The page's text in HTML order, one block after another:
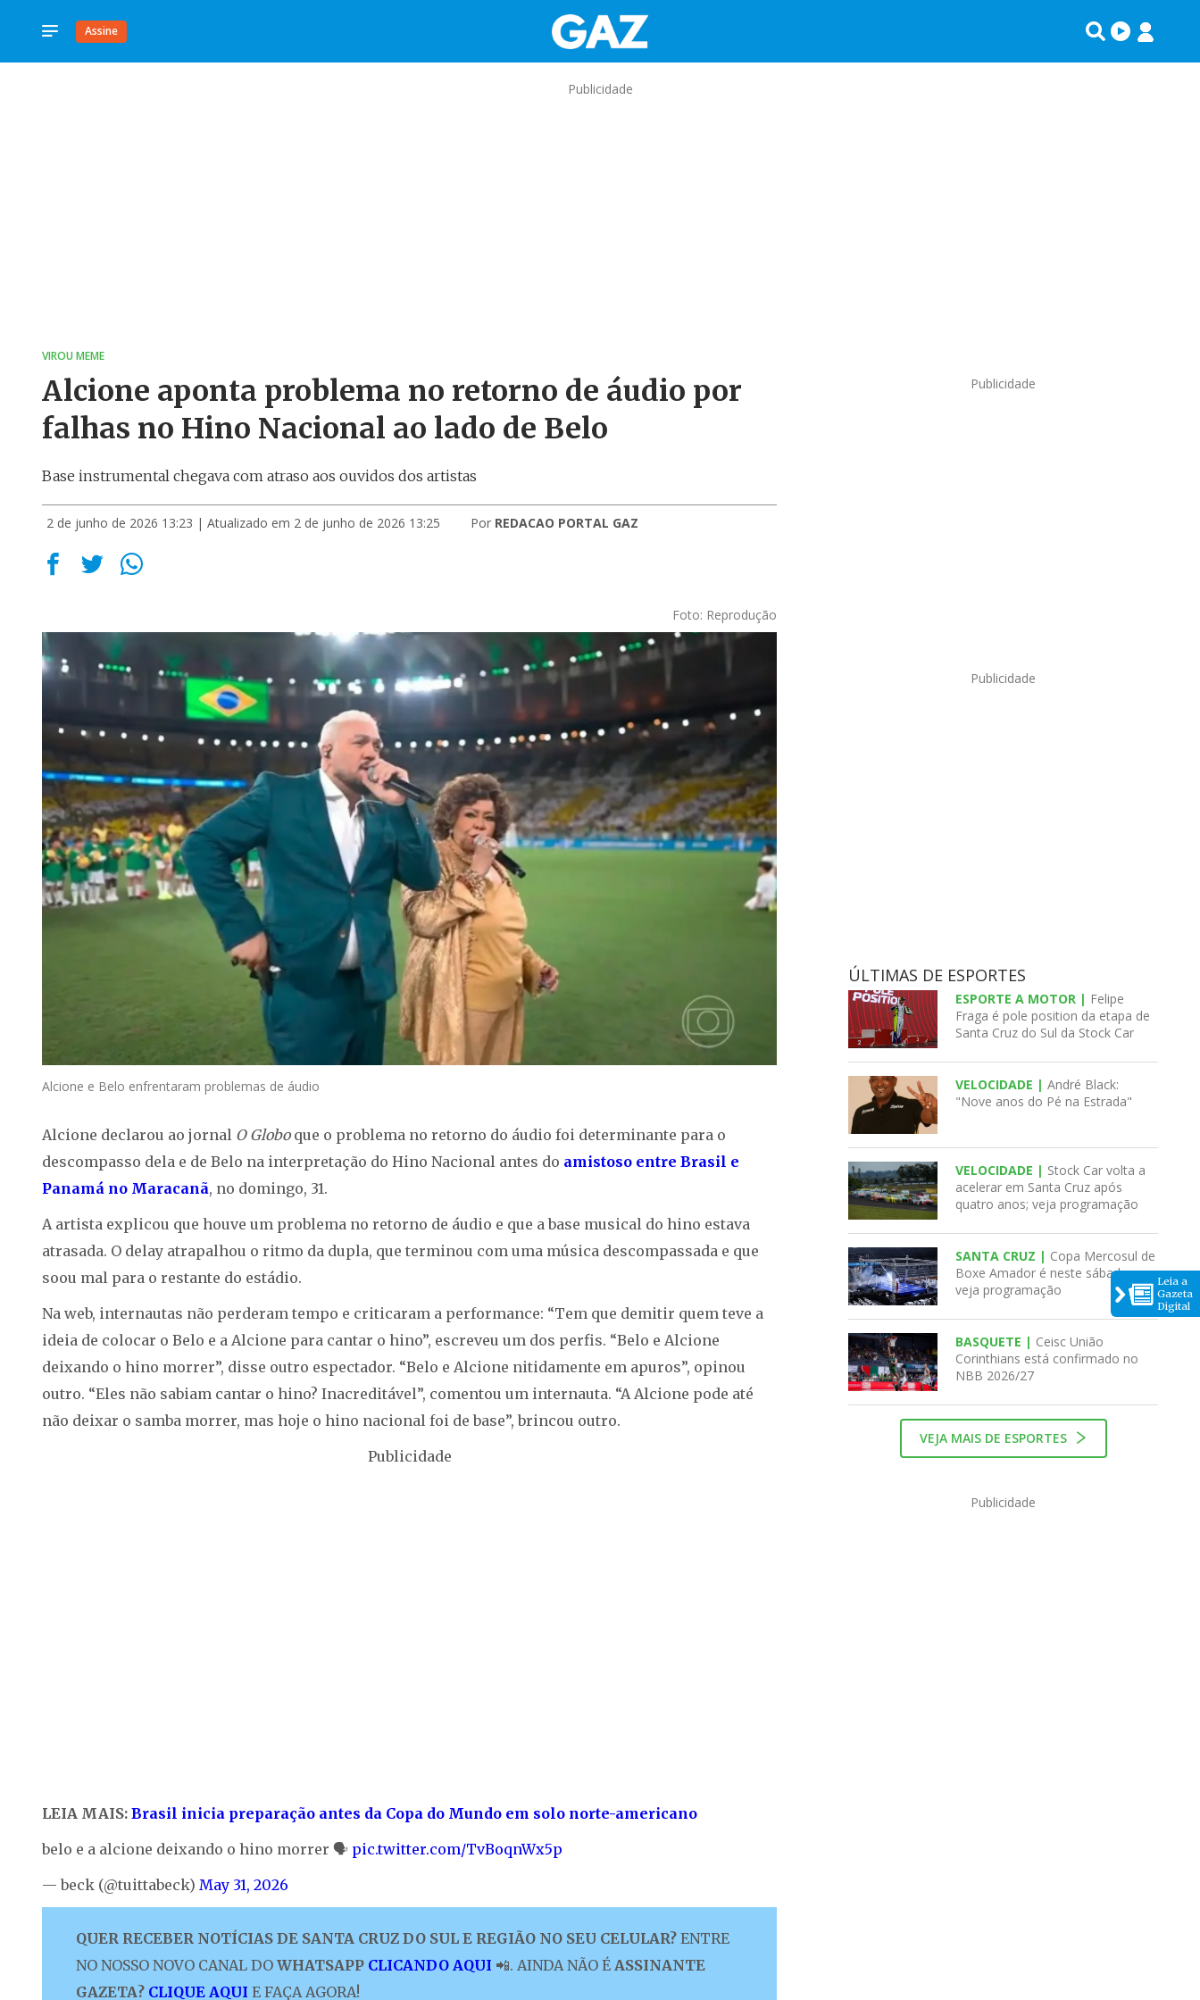
Assine
Leia a
Gazeta
Digital
Publicidade
VIROU MEME
Alcione aponta problema no retorno de áudio por
falhas no Hino Nacional ao lado de Belo
Base instrumental chegava com atraso aos ouvidos dos artistas
2 de junho de 2026 13:23 | Atualizado em 2 de junho de 2026 13:25 Por REDACAO PORTAL GAZ
Foto: Reprodução
Alcione e Belo enfrentaram problemas de áudio
Alcione declarou ao jornal O Globoque o problema no retorno do áudio foi determinante para o
descompasso dela e de Belo na interpretação do Hino Nacional antes do amistoso entre Brasil e
Panamá no Maracanã, no domingo, 31.
A artista explicou que houve um problema no retorno de áudio e que a base musical do hino estava
atrasada. O delay atrapalhou o ritmo da dupla, que terminou com uma música descompassada e que
soou mal para o restante do estádio.
Na web, internautas não perderam tempo e criticaram a performance: “Tem que demitir quem teve a
ideia de colocar o Belo e a Alcione para cantar o hino”, escreveu um dos perfis. “Belo e Alcione
deixando o hino morrer”, disse outro espectador. “Belo e Alcione nitidamente em apuros”, opinou
outro. “Eles não sabiam cantar o hino? Inacreditável”, comentou um internauta. “A Alcione pode até
não deixar o samba morrer, mas hoje o hino nacional foi de base”, brincou outro.
Publicidade
LEIA MAIS: Brasil inicia preparação antes da Copa do Mundo em solo norte-americano
belo e a alcione deixando o hino morrer 🗣 pic.twitter.com/TvBoqnWx5p
— beck (@tuittabeck) May 31, 2026
QUER RECEBER NOTÍCIAS DE SANTA CRUZ DO SUL E REGIÃO NO SEU CELULAR? ENTRE
NO NOSSO NOVO CANAL DO WHATSAPP CLICANDO AQUI 📲. AINDA NÃO É ASSINANTE
GAZETA? CLIQUE AQUI E FAÇA AGORA!
Publicidade
Publicidade
ÚLTIMAS DE ESPORTES
ESPORTE A MOTOR | Felipe
Fraga é pole position da etapa de
Santa Cruz do Sul da Stock Car
VELOCIDADE |André Black:
"Nove anos do Pé na Estrada"
VELOCIDADE | Stock Car volta a
acelerar em Santa Cruz após
quatro anos; veja programação
SANTA CRUZ | Copa Mercosul de
Boxe Amador é neste sábado;
veja programação
BASQUETE | Ceisc União
Corinthians está confirmado no
NBB 2026/27
VEJA MAIS DE ESPORTES
Publicidade